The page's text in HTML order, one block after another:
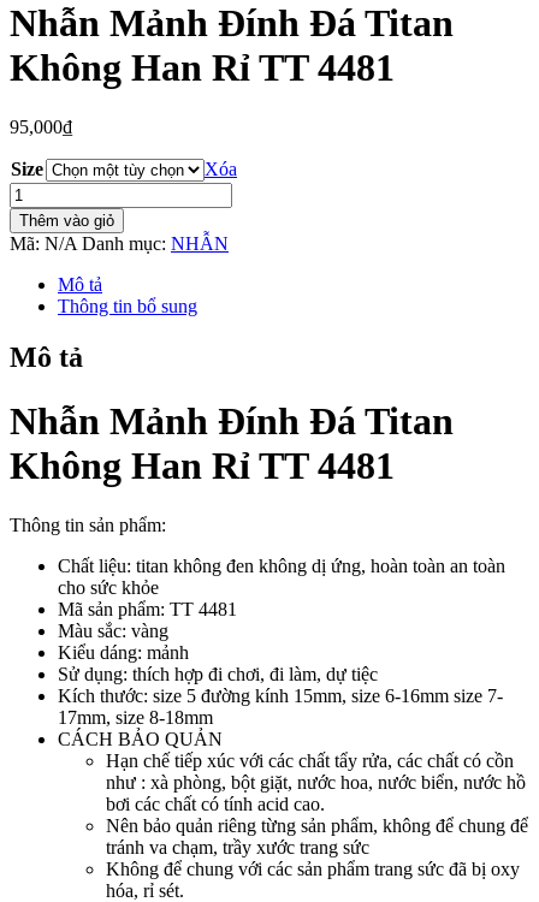
Nhẫn Mảnh Đính Đá Titan
Không Han Rỉ TT 4481
95,000₫
Size
Xóa
Nhẫn
Mảnh
Đính
Đá
Titan
Không
Rỉ
TT
số
lượng
Thêm vào giỏ
Mã: N/A Danh mục: NHẪN
Mô tả
Thông tin bổ sung
Mô tả
Nhẫn Mảnh Đính Đá Titan
Không Han Rỉ TT 4481
Thông tin sản phẩm:
Chất liệu: titan không đen không dị ứng, hoàn toàn an toàn
cho sức khỏe
Mã sản phẩm: TT 4481
Màu sắc: vàng
Kiểu dáng: mảnh
Sử dụng: thích hợp đi chơi, đi làm, dự tiệc
Kích thước: size 5 đường kính 15mm, size 6-16mm size 7-
17mm, size 8-18mm
CÁCH BẢO QUẢN
Hạn chế tiếp xúc với các chất tẩy rửa, các chất có cồn
như : xà phòng, bột giặt, nước hoa, nước biển, nước hồ
bơi các chất có tính acid cao.
Nên bảo quản riêng từng sản phẩm, không để chung để
tránh va chạm, trầy xước trang sức
Không để chung với các sản phẩm trang sức đã bị oxy
hóa, rỉ sét.